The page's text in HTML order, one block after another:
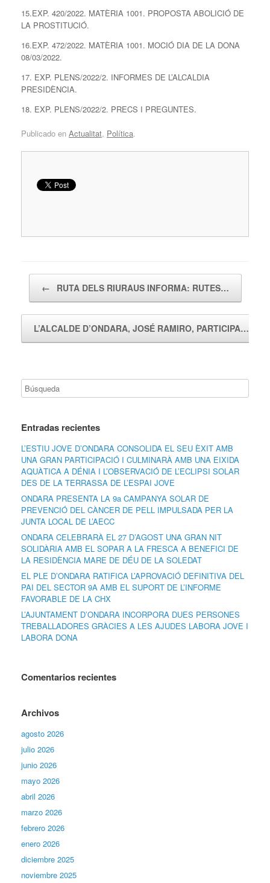
15.EXP. 420/2022. MATÈRIA 1001. PROPOSTA ABOLICIÓ DE
LA PROSTITUCIÓ.
16.EXP. 472/2022. MATÈRIA 1001. MOCIÓ DIA DE LA DONA
08/03/2022.
17. EXP. PLENS/2022/2. INFORMES DE L’ALCALDIA
PRESIDÈNCIA.
18. EXP. PLENS/2022/2. PRECS I PREGUNTES.
Publicado en Actualitat, Política.
← RUTA DELS RIURAUS INFORMA: RUTES…
L’ALCALDE D’ONDARA, JOSÉ RAMIRO, PARTICIPA…
Entradas recientes
L’ESTIU JOVE D’ONDARA CONSOLIDA EL SEU ÈXIT AMB
UNA GRAN PARTICIPACIÓ I CULMINARÀ AMB UNA EIXIDA
AQUÀTICA A DÉNIA I L’OBSERVACIÓ DE L’ECLIPSI SOLAR
DES DE LA TERRASSA DE L’ESPAI JOVE
ONDARA PRESENTA LA 9a CAMPANYA SOLAR DE
PREVENCIÓ DEL CÀNCER DE PELL IMPULSADA PER LA
JUNTA LOCAL DE L’AECC
ONDARA CELEBRARÀ EL 27 D’AGOST UNA GRAN NIT
SOLIDÀRIA AMB EL SOPAR A LA FRESCA A BENEFICI DE
LA RESIDÈNCIA MARE DE DÉU DE LA SOLEDAT
EL PLE D’ONDARA RATIFICA L’APROVACIÓ DEFINITIVA DEL
PAI DEL SECTOR 9A AMB EL SUPORT DE L’INFORME
FAVORABLE DE LA CHX
L’AJUNTAMENT D’ONDARA INCORPORA DUES PERSONES
TREBALLADORES GRÀCIES A LES AJUDES LABORA JOVE I
LABORA DONA
Comentarios recientes
Archivos
agosto 2026
julio 2026
junio 2026
mayo 2026
abril 2026
marzo 2026
febrero 2026
enero 2026
diciembre 2025
noviembre 2025